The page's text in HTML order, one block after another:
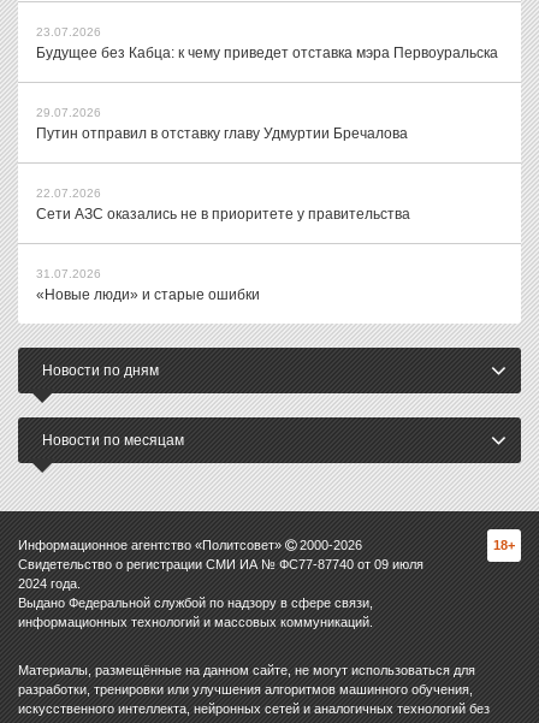
23.07.2026
Будущее без Кабца: к чему приведет отставка мэра Первоуральска
29.07.2026
Путин отправил в отставку главу Удмуртии Бречалова
22.07.2026
Сети АЗС оказались не в приоритете у правительства
31.07.2026
«Новые люди» и старые ошибки
Новости по дням
Новости по месяцам
Информационное агентство «Политсовет» 2000-2026
Свидетельство о регистрации СМИ ИА № ФС77-87740 от 09 июля
2024 года.
Выдано Федеральной службой по надзору в сфере связи,
информационных технологий и массовых коммуникаций.
18+
Материалы, размещённые на данном сайте, не могут использоваться для
разработки, тренировки или улучшения алгоритмов машинного обучения,
искусственного интеллекта, нейронных сетей и аналогичных технологий без